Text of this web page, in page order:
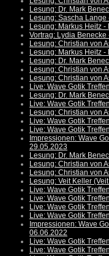
Lesung: Dr. Mark
Lesung: Sascha
Lesung: Markus Heitz
Vortrag: Lydia
Lesung: Christian von
Lesung: Markus Heitz
Lesung: Dr. Mark
Lesung: Christian von
Lesung: Christian von
Live: Wave Gotik
Lesung: Dr. Mark
Live: Wave Gotik
Lesung: Christian von
Live: Wave Gotik
Live: Wave Gotik
Impressionen: Wave
29.05.2023
Lesung: Dr. Mark
Lesung: Christian von
Lesung: Christian von
Lesung: Veit Keller
Live: Wave Gotik
Live: Wave Gotik
Live: Wave Gotik
Live: Wave Gotik
Impressionen: Wave
06.06.2022
Live: Wave Gotik
Live: Wave Gotik